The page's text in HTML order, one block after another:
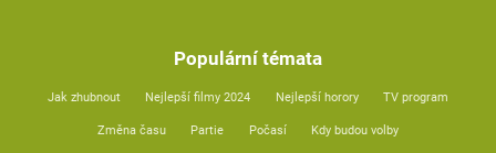
Populární témata
Jak zhubnout Nejlepší filmy 2024 Nejlepší horory TV program
Změna času Partie Počasí Kdy budou volby